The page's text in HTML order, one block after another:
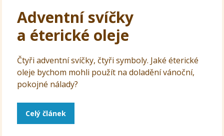
Adventní svíčky
a éterické oleje
Čtyři adventní svíčky, čtyři symboly. Jaké éterické
oleje bychom mohli použít na doladění vánoční,
pokojné nálady?
Celý článek